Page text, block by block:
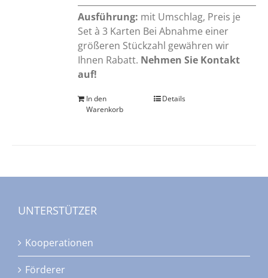
Ausführung: mit Umschlag, Preis je
Set à 3 Karten Bei Abnahme einer
größeren Stückzahl gewähren wir
Ihnen Rabatt. Nehmen Sie Kontakt
auf!
In den
Warenkorb
Details
UNTERSTÜTZER
Kooperationen
Förderer